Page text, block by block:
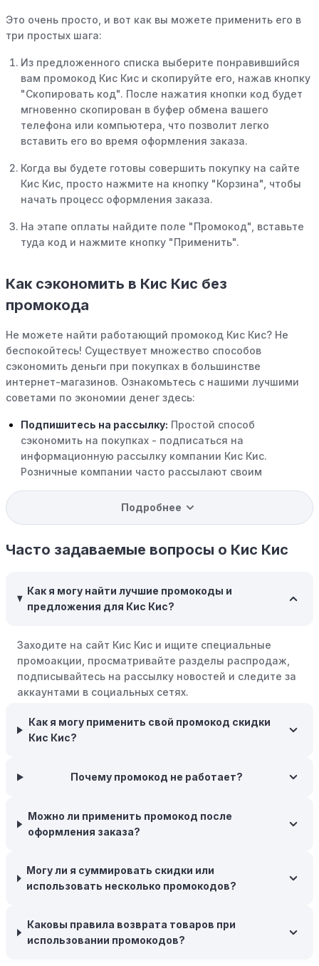
Это очень просто, и вот как вы можете применить его в
три простых шага:
Из предложенного списка выберите понравившийся
вам промокод Кис Кис и скопируйте его, нажав кнопку
"Скопировать код". После нажатия кнопки код будет
мгновенно скопирован в буфер обмена вашего
телефона или компьютера, что позволит легко
вставить его во время оформления заказа.
Когда вы будете готовы совершить покупку на сайте
Кис Кис, просто нажмите на кнопку "Корзина", чтобы
начать процесс оформления заказа.
На этапе оплаты найдите поле "Промокод", вставьте
туда код и нажмите кнопку "Применить".
Как сэкономить в Кис Кис без
промокода
Не можете найти работающий промокод Кис Кис? Не
беспокойтесь! Существует множество способов
сэкономить деньги при покупках в большинстве
интернет-магазинов. Ознакомьтесь с нашими лучшими
советами по экономии денег здесь:
Подпишитесь на рассылку: Простой способ
сэкономить на покупках - подписаться на
информационную рассылку компании Кис Кис.
Розничные компании часто рассылают своим
доступ к распродажам.
компании Кис Кис есть программы поощрения,
позволяющие зарабатывать баллы или cashback на
скидки или будущие покупки.
пятница" или сезонными акциями. В такие периоды
розничные компании часто предлагают значительные
скидки.
добавьте товары в корзину и оставьте их на день или
два. В некоторых случаях существует большая
Кис Кис, могут прислать вам код скидки, чтобы
Межсезонные покупки:Приобретайте товары во
время межсезонных распродаж, когда магазины
товары на следующий сезон, когда они будут в
продаже.
Возможность бесплатной доставки:Большинство
интернет-магазинов часто предлагают бесплатную
Подробнее
Часто задаваемые вопросы о Кис Кис
Как я могу найти лучшие промокоды и
предложения для Кис Кис?
Заходите на сайт Кис Кис и ищите специальные
промоакции, просматривайте разделы распродаж,
подписывайтесь на рассылку новостей и следите за
аккаунтами в социальных сетях.
Как я могу применить свой промокод скидки
Кис Кис?
Почему промокод не работает?
Можно ли применить промокод после
оформления заказа?
Могу ли я суммировать скидки или
использовать несколько промокодов?
Каковы правила возврата товаров при
использовании промокодов?